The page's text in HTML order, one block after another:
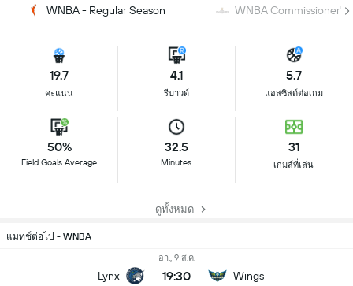
WNBA - Regular Season WNBA Commissioner's
19.7
คะแนน
4.1
รีบาวด์
5.7
แอสซิสต์ต่อเกม
50%
Field Goals Average
32.5
Minutes
31
เกมส์ที่เล่น
ดูทั้งหมด
แมทช์ต่อไป - WNBA
Lynx
อา., 9 ส.ค.
19:30 Wings